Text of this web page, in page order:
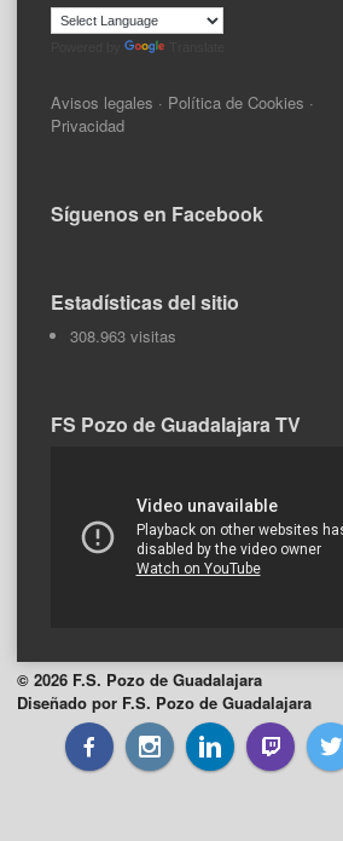
Avisos legales · Política de Cookies ·
Privacidad
Síguenos en Facebook
Estadísticas del sitio
308.963 visitas
FS Pozo de Guadalajara TV
© 2026 F.S. Pozo de Guadalajara
Diseñado por F.S. Pozo de Guadalajara